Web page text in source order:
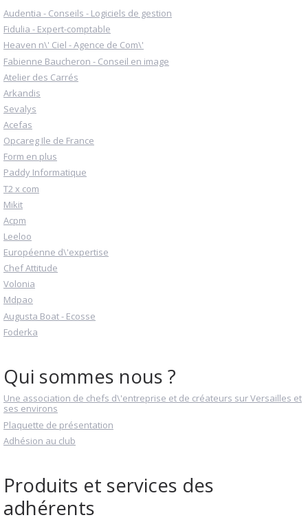
Audentia - Conseils - Logiciels de gestion
Fidulia - Expert-comptable
Heaven n\' Ciel - Agence de Com\'
Fabienne Baucheron - Conseil en image
Atelier des Carrés
Arkandis
Sevalys
Acefas
Opcareg Ile de France
Form en plus
Paddy Informatique
T2 x com
Mikit
Acpm
Leeloo
Européenne d\'expertise
Chef Attitude
Volonia
Mdpao
Augusta Boat - Ecosse
Foderka
Qui sommes nous ?
Une association de chefs d\'entreprise et de créateurs sur Versailles et
ses environs
Plaquette de présentation
Adhésion au club
Produits et services des
adhérents